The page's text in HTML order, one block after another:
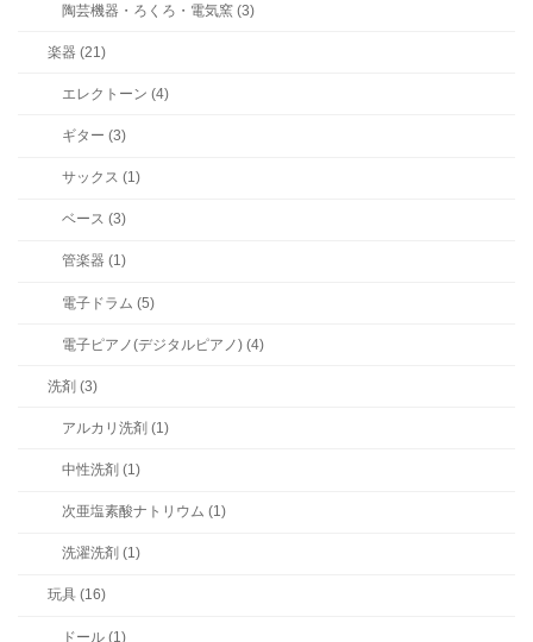
陶芸機器・ろくろ・電気窯 (3)
楽器 (21)
エレクトーン (4)
ギター (3)
サックス (1)
ベース (3)
管楽器 (1)
電子ドラム (5)
電子ピアノ(デジタルピアノ) (4)
洗剤 (3)
アルカリ洗剤 (1)
中性洗剤 (1)
次亜塩素酸ナトリウム (1)
洗濯洗剤 (1)
玩具 (16)
ドール (1)